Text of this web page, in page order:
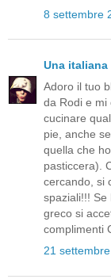
8 settembre
Una italiana
Adoro il tuo
da Rodi e mi
cucinare
pie, anche
quella che
pasticcera).
cercando, si
spaziali!!! Se
greco si
complimenti
21